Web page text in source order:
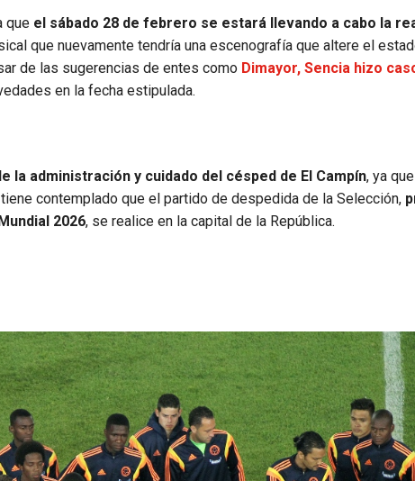
que el sábado 28 de febrero se estará llevando a cabo la
que nuevamente tendría una escenografía que altere el
de las sugerencias de entes como Dimayor, Sencia hizo
en la fecha estipulada.
la administración y cuidado del césped de El Campín, ya
contemplado que el partido de despedida de la Selección,
2026, se realice en la capital de la República.